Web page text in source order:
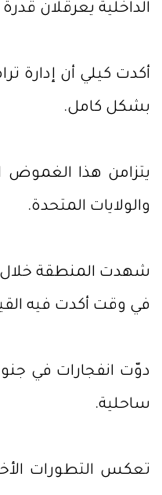
الداخلية يعرقلان
أكدت كيلي أن إدارة
بشكل كامل.
يتزامن هذا الغموض
والولايات المتحدة.
شهدت المنطقة خلال
في وقت أكدت فيه
دوّت انفجارات في
ساحلية.
تعكس التطورات